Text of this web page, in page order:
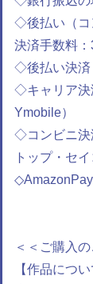
◇後払い（コ
決済手数料：
◇後払い決済
◇キャリア決
Ymobile）
◇コンビニ決
トップ・セ
◇AmazonPay
＜＜ご購入
【作品につい